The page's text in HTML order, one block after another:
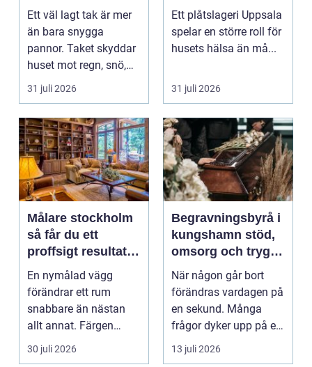
värmländskt klimat
Ett väl lagt tak är mer
än bara snygga
pannor. Taket skyddar
huset mot regn, snö,
blåst och stark vå...
31 juli 2026
för tak och fasad
Ett plåtslageri Uppsala
spelar en större roll för
husets hälsa än må...
31 juli 2026
Målare stockholm
så får du ett
proffsigt resultat
hemma
En nymålad vägg
förändrar ett rum
snabbare än nästan
allt annat. Färgen
påverkar hur vi
upplever lju...
30 juli 2026
Begravningsbyrå i
kungshamn stöd,
omsorg och trygg
vägledning
När någon går bort
förändras vardagen på
en sekund. Många
frågor dyker upp på en
gång: Vad händer nu...
13 juli 2026